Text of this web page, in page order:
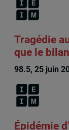
Tragédie
que le
98.5, 25 juin
Épidémie